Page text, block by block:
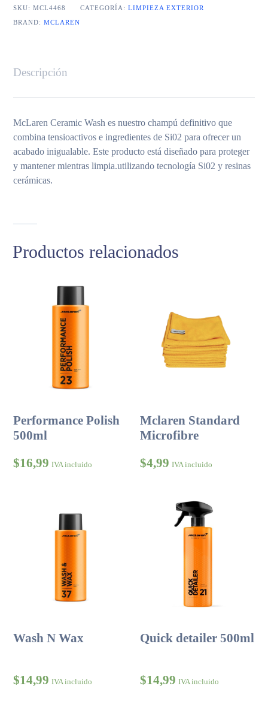
SKU:MCL4468 CATEGORÍA:LIMPIEZA EXTERIOR
BRAND:MCLAREN
Descripción
McLaren Ceramic Wash es nuestro champú definitivo que
combina tensioactivos e ingredientes de Si02 para ofrecer un
acabado inigualable. Este producto está diseñado para proteger
y mantener mientras limpia.utilizando tecnología Si02 y resinas
cerámicas.
Productos relacionados
Performance Polish
500ml
$16,99 IVA incluido
Mclaren Standard
Microfibre
$4,99 IVA incluido
Wash N Wax
$14,99 IVA incluido
Quick detailer 500ml
$14,99 IVA incluido